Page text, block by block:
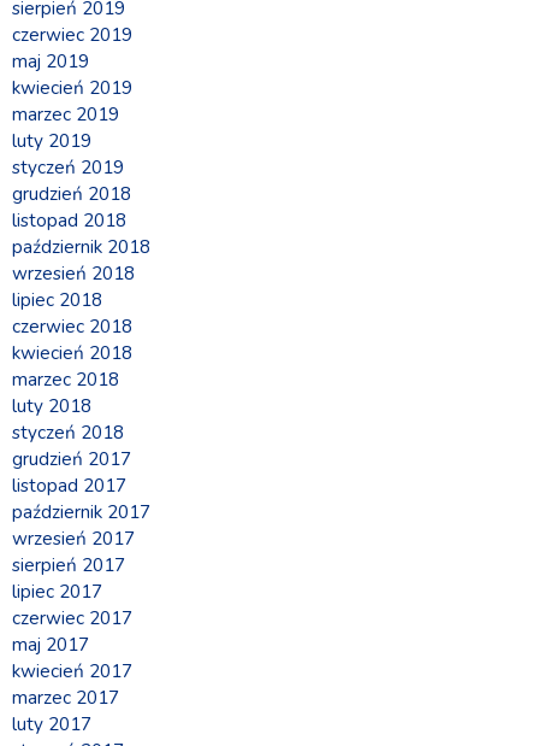
sierpień 2019
czerwiec 2019
maj 2019
kwiecień 2019
marzec 2019
luty 2019
styczeń 2019
grudzień 2018
listopad 2018
październik 2018
wrzesień 2018
lipiec 2018
czerwiec 2018
kwiecień 2018
marzec 2018
luty 2018
styczeń 2018
grudzień 2017
listopad 2017
październik 2017
wrzesień 2017
sierpień 2017
lipiec 2017
czerwiec 2017
maj 2017
kwiecień 2017
marzec 2017
luty 2017